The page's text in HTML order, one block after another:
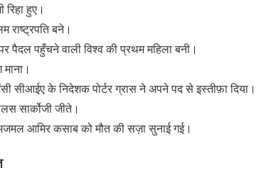
हुए।
राष्ट्रपति बने।
पैदल पहुँचने वाली विश्व की प्रथम महिला बनी।
सीआईए के निदेशक पोर्टर ग्रास ने अपने पद से इस्तीफ़ा दिया।
सार्कोजी जीते।
आमिर कसाब को मौत की सज़ा सुनाई गई।